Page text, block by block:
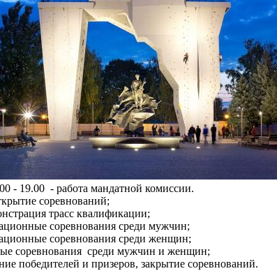
- 19.00 - работа мандатной комиссии.
соревнований;
трасс квалификации;
соревнования среди мужчин;
соревнования среди женщин;
соревнования среди мужчин и женщин;
и призеров, закрытие соревнований.